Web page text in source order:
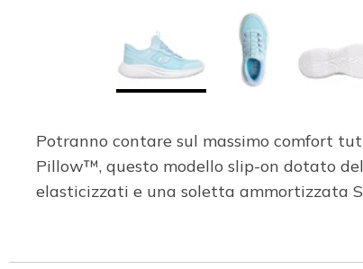
Potranno contare sul massimo comfort
Pillow™, questo modello slip-on dotato
elasticizzati e una soletta ammortizzata